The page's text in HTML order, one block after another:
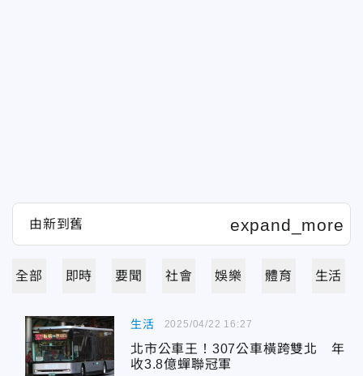
全部 即時 要聞 社會 娛樂 體育 生活
生活
北市公車王！307公車橫跨雙北 年
收3.8億蟬聯冠軍
2025/04/22 16:27